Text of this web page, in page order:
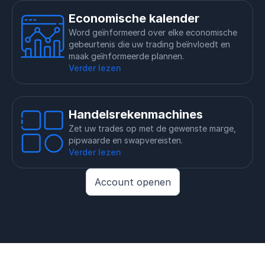
Economische kalender
Word geïnformeerd over elke economische
gebeurtenis die uw trading beïnvloedt en
maak geïnformeerde plannen.
Verder lezen
Handelsrekenmachines
Zet uw trades op met de gewenste marge,
pipwaarde en swapvereisten.
Verder lezen
Account openen